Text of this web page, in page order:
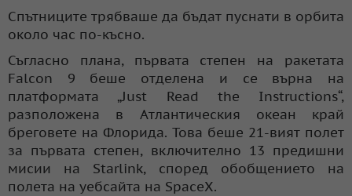
Спътниците трябваше да бъдат пуснати в орбита
около час по-късно.
Съгласно плана, първата степен на ракетата
Falcon 9 беше отделена и се върна на
платформата „Just Read the Instructions“,
разположена в Атлантическия океан край
бреговете на Флорида. Това беше 21-вият полет
за първата степен, включително 13 предишни
мисии на Starlink, според обобщението на
полета на уебсайта на SpaceX.